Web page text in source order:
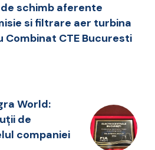
de schimb aferente
si filtrare aer turbina
Combinat CTE Bucuresti
World:
de
companiei